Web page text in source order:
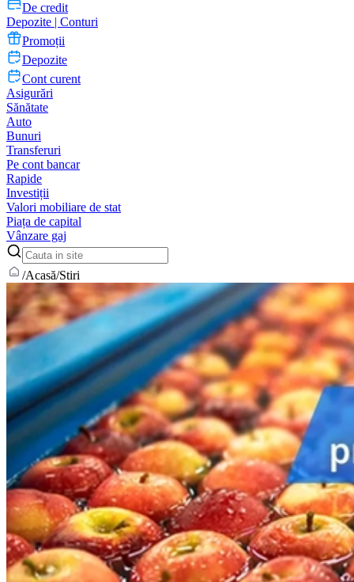
De credit
Depozite | Conturi
Promoții
Depozite
Cont curent
Asigurări
Sănătate
Auto
Bunuri
Transferuri
Pe cont bancar
Rapide
Investiții
Valori mobiliare de stat
Piața de capital
Vânzare gaj
/Acasă/Stiri